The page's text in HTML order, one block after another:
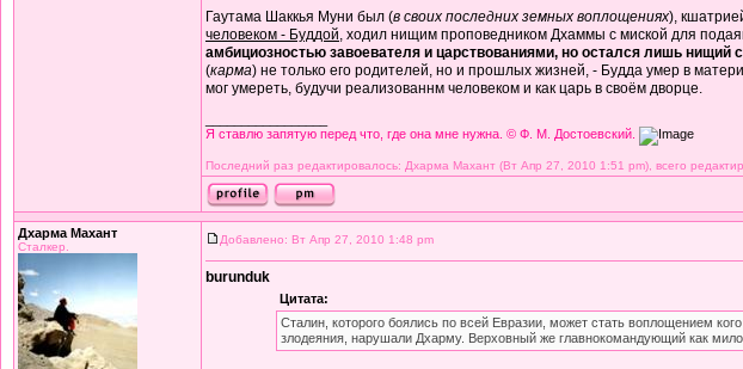
Гаутама Шаккья Муни был (в своих последних земных воплощениях),
человеком - Буддой, ходил нищим проповедником Дхаммы с миской для
амбициозностью завоевателя и царствованиями, но остался лишь
(карма) не только его родителей, но и прошлых жизней, - Будда умер в
мог умереть, будучи реализованнм человеком и как царь в своём дворце.
Я ставлю запятую перед что, где она мне нужна. © Ф. М. Достоевский.
Последний раз редактировалось: Дхарма Махант (Вт Апр 27, 2010 1:51 pm), всего
Дхарма Махант
Сталкер.
Добавлено: Вт Апр 27, 2010 1:48 pm
burunduk
Цитата:
Сталин, которого боялись по всей Евразии, может стать воплощением
злодеяния, нарушали Дхарму. Верховный же главнокомандующий как